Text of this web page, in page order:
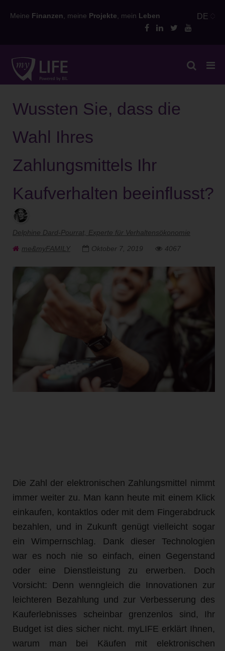
to
Meine Finanzen , meine Projekte , mein Leben DE
Wussten Sie, dass die
Wahl Ihres
Zahlungsmittels Ihr
Kaufverhalten beeinflusst?
Delphine Dard-Pourrat, Experte für Verhaltensökonomie
me&myFAMILY
Oktober 7, 2019 4067
Die Zahl der elektronischen Zahlungsmittel nimmt
immer weiter zu. Man kann heute mit einem Klick
einkaufen, kontaktlos oder mit dem Fingerabdruck
bezahlen, und in Zukunft genügt vielleicht sogar
ein Wimpernschlag. Dank dieser Technologien
war es noch nie so einfach, einen Gegenstand
oder eine Dienstleistung zu erwerben. Doch
Vorsicht: Denn wenngleich die Innovationen zur
leichteren Bezahlung und zur Verbesserung des
Kauferlebnisses scheinbar grenzenlos sind, Ihr
Budget ist dies sicher nicht. myLIFE erklärt Ihnen,
warum man bei Käufen mit elektronischen